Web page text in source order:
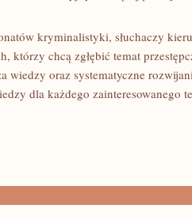
kryminalistyki, słuchaczy
którzy chcą zgłębić temat
wiedzy oraz systematyczne
dla każdego zainteresowanego